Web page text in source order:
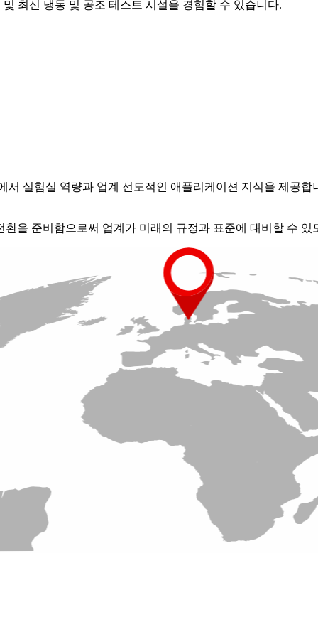
최신 냉동 및 공조 테스트 시설을 경험할 수 있습니다.
실험실 역량과 업계 선도적인 애플리케이션 지식을 제공
을 준비함으로써 업계가 미래의 규정과 표준에 대비할 수 있